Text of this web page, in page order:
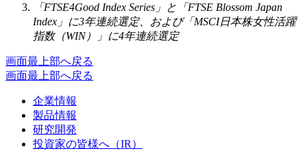
「FTSE4Good Index Series」と「FTSE Blossom Japan
Index」に3年連続選定、および「MSCI日本株女性活躍
指数（WIN）」に4年連続選定
画面最上部へ戻る
画面最上部へ戻る
企業情報
製品情報
研究開発
投資家の皆様へ（IR）